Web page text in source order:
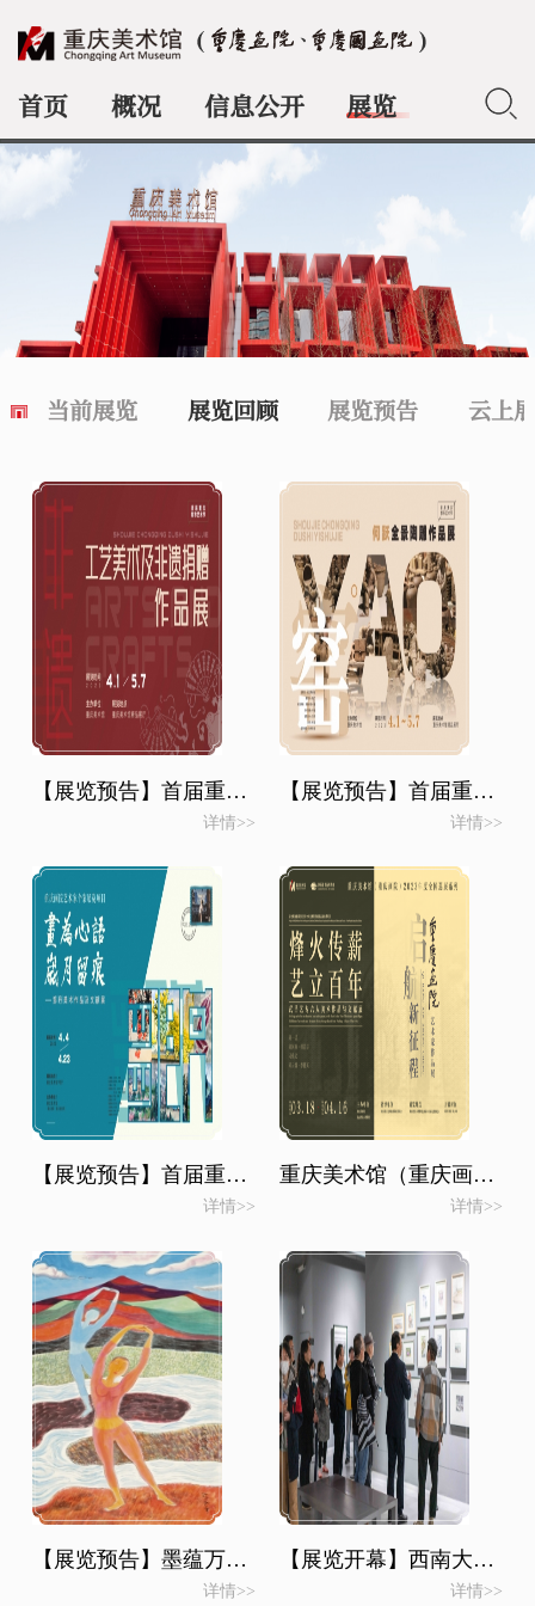
首页 概况 信息公开 展览 典藏
当前展览 展览回顾 展览预告 云上
【展览预告】首届重庆都市艺术节工艺美术及非遗捐赠作品展
详情>>
【展览预告】首届重庆都市艺术节 《窑》——何跃全景陶雕作品展
详情>>
【展览预告】首届重庆都市艺术节 重庆画院艺术家个案展览项目 画为心语·岁月留痕——邹丹美术作品及文献展
详情>>
重庆美术馆（重庆画院）系列展览2023年度全国巡展
详情>>
【展览预告】墨蕴万象—中国水墨画院首届院展
详情>>
【展览开幕】西南大学附属中学2023年缤纷美育节暨美术作品展开幕
详情>>